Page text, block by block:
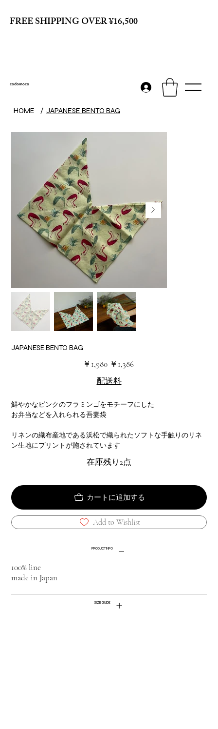
FREE SHIPPING OVER ¥16,500
codomoco
HOME / JAPANESE BENTO BAG
JAPANESE BENTO BAG
元
の
￥1,980
セ
ー
価
￥1,386
配送料
鮮やかなピンクのフラミンゴをモチーフにした
お弁当などを入れられる吾妻袋
リネンの織布産地である浜松で織られたソフトな手触りのリネ
ン生地にプリントが施されています
在庫残り2点
カートに追加する
Add to Wishlist
PRODUCT INFO
100% line
made in Japan
SIZE GUIDE